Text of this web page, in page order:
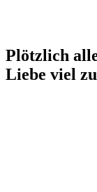
Plötzlich
Liebe viel